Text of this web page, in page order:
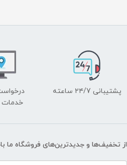
پشتیبانی ۲۴/7 ساعته
از تخفیف‌ها و جدیدترین‌های فروشگاه ما